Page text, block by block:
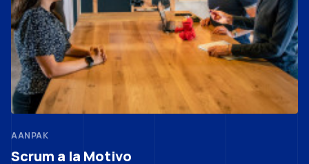
Scrum a la Motivo
AANPAK